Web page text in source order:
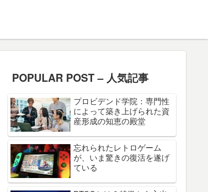
POPULAR POST – 人気記事
プロビデンド学院：専門性
によって築き上げられた資
産形成の知恵の殿堂
忘れられたレトロゲーム
が、いま驚きの復活を遂げ
ている